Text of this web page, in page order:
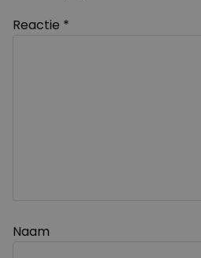
Reactie *
Naam